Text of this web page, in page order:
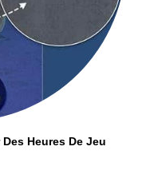
Heures De Jeu